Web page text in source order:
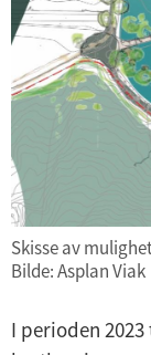
Skisse av
Bilde: Asplan Viak
I perioden